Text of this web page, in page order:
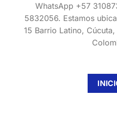
WhatsApp +57
5832056. Estamos
15 Barrio Latino,